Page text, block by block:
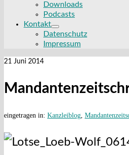
Downloads
Podcasts
Kontakt
Datenschutz
Impressum
21 Juni 2014
eingetragen in: Kanzleiblog